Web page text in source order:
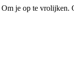
Om je op te vrolijken.